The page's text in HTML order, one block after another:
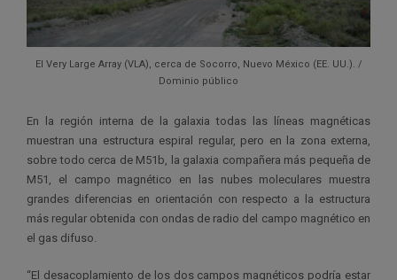
El Very Large Array (VLA), cerca de Socorro, Nuevo México (EE. UU.). /
Dominio público
En la región interna de la galaxia todas las líneas magnéticas
muestran una estructura espiral regular, pero en la zona externa,
sobre todo cerca de M51b, la galaxia compañera más pequeña de
M51, el campo magnético en las nubes moleculares muestra
grandes diferencias en orientación con respecto a la estructura
más regular obtenida con ondas de radio del campo magnético en
el gas difuso.
“El desacoplamiento de los dos campos magnéticos podría estar